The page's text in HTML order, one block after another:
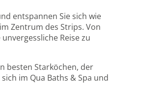
entspannen Sie sich wie
Zentrum des Strips. Von
Reise zu
besten Starköchen, der
im Qua Baths & Spa und